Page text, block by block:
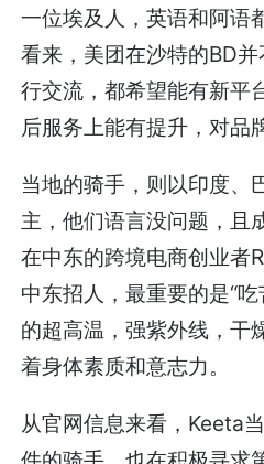
一位埃及人，英语和阿语
看来，美团在沙特的BD
行交流，都希望能有新平
后服务上能有提升，对品
当地的骑手，则以印度、
主，他们语言没问题，且
在中东的跨境电商创业者
中东招人，最重要的是
的超高温，强紫外线，干
着身体素质和意志力。
从官网信息来看，Keeta